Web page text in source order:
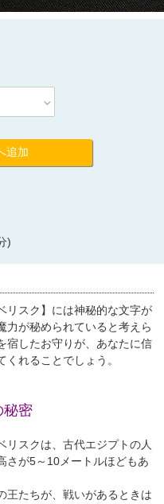
expand_more
追加
)
リスク】には神秘的な文字が
力が秘められていると考えら
宿したお守りが、あなたに信
れることでしょう。
秘密
リスクは、古代エジプトの人
さが5～10メートルほどもあ
王たちが、戦いがあるときは